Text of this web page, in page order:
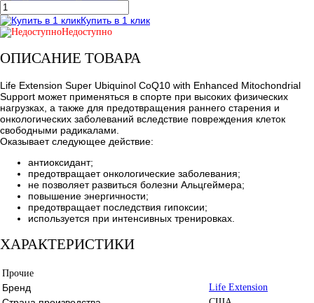
Купить в 1 клик
Недоступно
ОПИСАНИЕ ТОВАРА
Life Extension Super Ubiquinol CoQ10 with Enhanced Mitochondrial
Support может применяться в спорте при высоких физических
нагрузках, а также для предотвращения раннего старения и
онкологических заболеваний вследствие повреждения клеток
свободными радикалами.
Оказывает следующее действие:
антиоксидант;
предотвращает онкологические заболевания;
не позволяет развиться болезни Альцгеймера;
повышение энергичности;
предотвращает последствия гипоксии;
используется при интенсивных тренировках.
ХАРАКТЕРИСТИКИ
Прочие
Бренд Life Extension